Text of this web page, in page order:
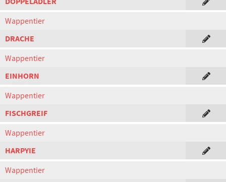
Wappentier
DRACHE
Wappentier
EINHORN
Wappentier
FISCHGREIF
Wappentier
HARPYIE
Wappentier